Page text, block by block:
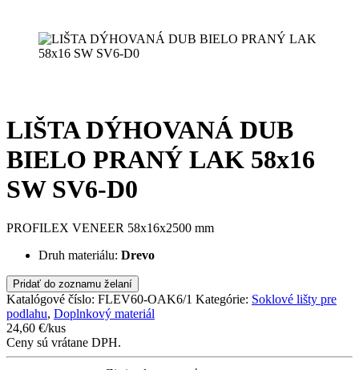
LIŠTA DÝHOVANÁ DUB
BIELO PRANÝ LAK 58x16
SW SV6-D0
PROFILEX VENEER 58x16x2500 mm
Druh materiálu: Drevo
Pridať do zoznamu želaní
Katalógové číslo: FLEV60-OAK6/1 Kategórie: Soklové lišty pre
podlahu, Doplnkový materiál
24,60 €/kus
Ceny sú vrátane DPH.